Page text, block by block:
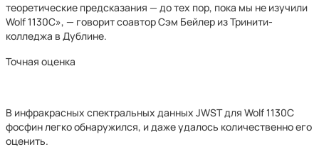
теоретические предсказания — до тех пор, пока мы не изучили
Wolf 1130C», — говорит соавтор Сэм Бейлер из Тринити-
колледжа в Дублине.
Точная оценка
В инфракрасных спектральных данных JWST для Wolf 1130C
фосфин легко обнаружился, и даже удалось количественно его
оценить.